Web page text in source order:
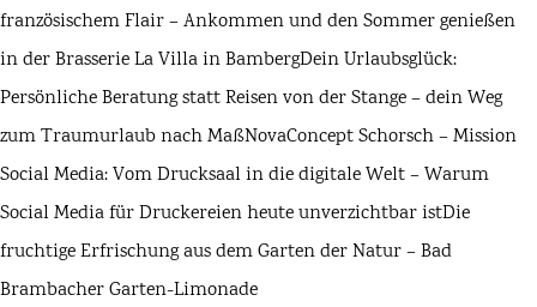
französischem Flair – Ankommen und den Sommer genießen
in der Brasserie La Villa in BambergDein Urlaubsglück:
Persönliche Beratung statt Reisen von der Stange – dein Weg
zum Traumurlaub nach MaßNovaConcept Schorsch – Mission
Social Media: Vom Drucksaal in die digitale Welt – Warum
Social Media für Druckereien heute unverzichtbar istDie
fruchtige Erfrischung aus dem Garten der Natur – Bad
Brambacher Garten-Limonade